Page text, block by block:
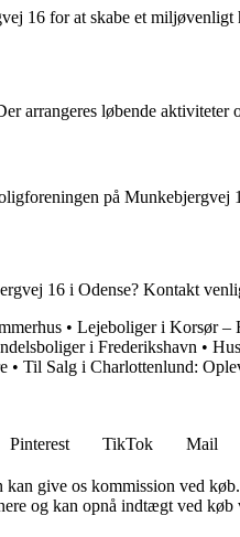
16 for at skabe et
arrangeres løbende aktiviteter
på
16 i Odense? Kontakt
• Lejeboliger i Korsør –
i Frederikshavn •
• Til Salg i Charlottenlund:
Pinterest TikTok Mail
give os kommission ved køb.
og kan opnå indtægt ved